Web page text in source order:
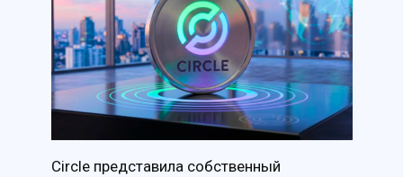
Circle представила собственный